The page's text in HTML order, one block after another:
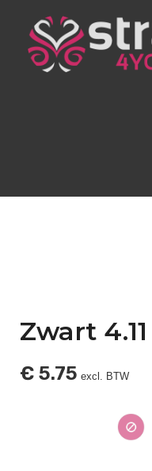
Zwart 4.11
€ 5.75 excl. BTW